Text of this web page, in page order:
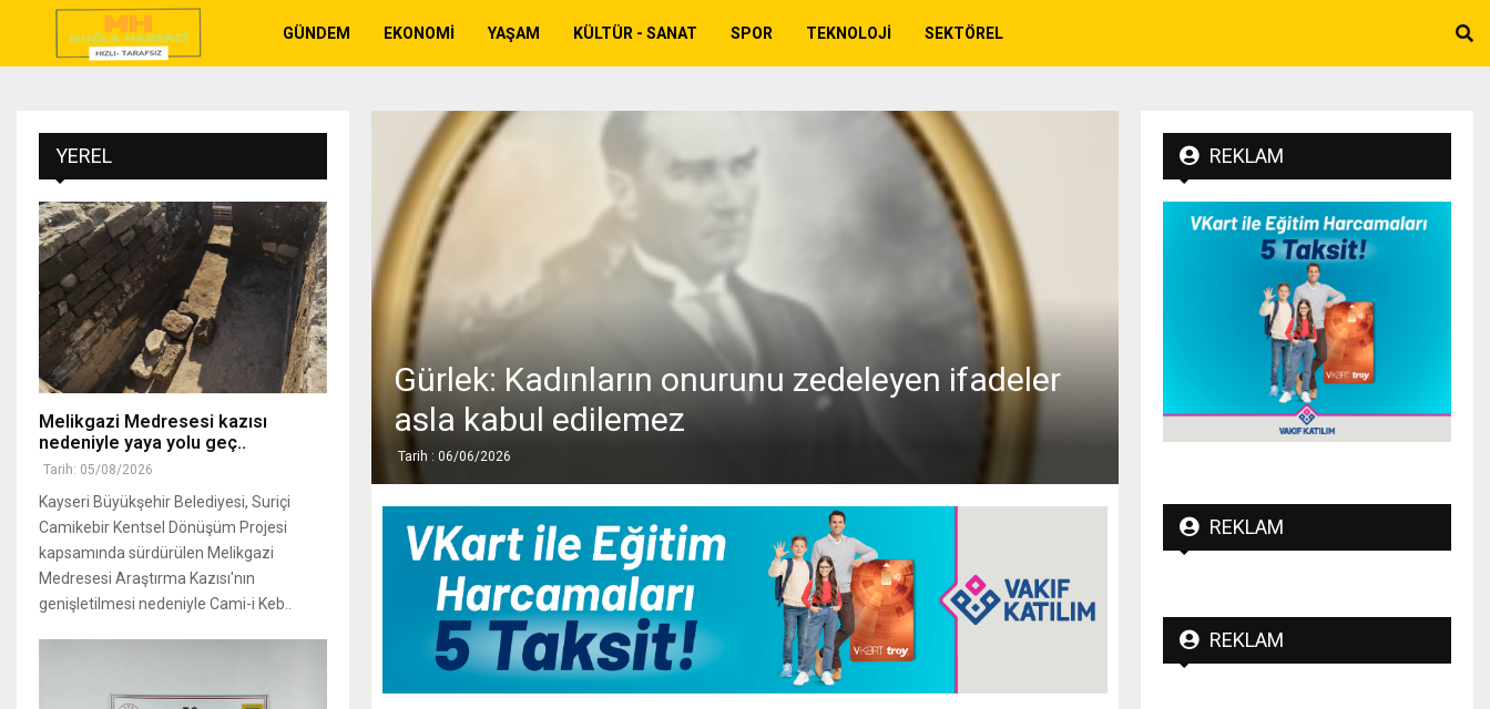
GÜNDEM EKONOMI YAŞAM KÜLTÜR - SANAT SPOR TEKNOLOJI SEKTÖREL
Gürlek: Kadınların onurunu zedeleyen ifadeler
asla kabul edilemez
Tarih : 06/06/2026
YEREL
Melikgazi Medresesi kazısı
nedeniyle yaya yolu geç..
Tarih: 05/08/2026
Kayseri Büyükşehir Belediyesi, Suriçi
Camikebir Kentsel Dönüşüm Projesi
kapsamında sürdürülen Melikgazi
Medresesi Araştırma Kazısı'nın
genişletilmesi nedeniyle Cami-i Keb..
REKLAM
REKLAM
REKLAM